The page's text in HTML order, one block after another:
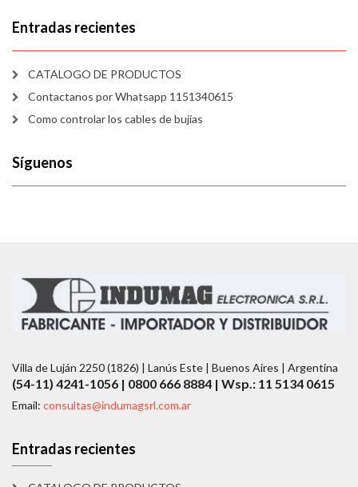
Entradas recientes
CATALOGO DE PRODUCTOS
Contactanos por Whatsapp 1151340615
Como controlar los cables de bujías
Síguenos
Villa de Luján 2250 (1826) | Lanús Este | Buenos Aires | Argentina
(54-11) 4241-1056 | 0800 666 8884 | Wsp.: 11 5134 0615
Email: consultas@indumagsrl.com.ar
Entradas recientes